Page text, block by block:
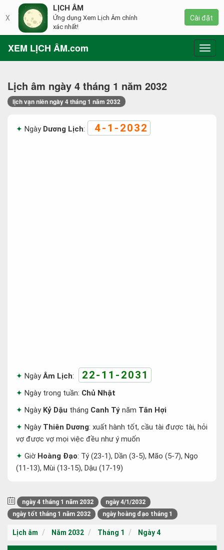
XEM LỊCH ÂM.com
Lịch âm ngày 4 tháng 1 năm 2032
lịch vạn niên ngày 4 tháng 1 năm 2032
Ngày Dương Lịch: 4-1-2032
NgàyÂm Lịch: 22-11-2031
Ngày trong tuần: Chủ Nhật
Ngày Kỷ Dậu tháng Canh Tý năm Tân Hợi
Ngày Thiên Dương: xuất hành tốt, cầu tài được tài, hỏi
vợ được vợ mọi việc đều như ý muốn
Giờ Hoàng Đạo: Tý (23-1), Dần (3-5), Mão (5-7), Ngọ
(11-13), Mùi (13-15), Dậu (17-19)
ngày 4 tháng 1 năm 2032
ngày 4/1/2032
ngày tốt tháng 1 năm 2032
ngày hoàng đạo tháng 1
Lịch âm Năm 2032 Tháng 1 Ngày 4
X
LỊCH ÂM
Ứng dụng Xem Lịch Âm chính
xác nhất!
Cài đặt